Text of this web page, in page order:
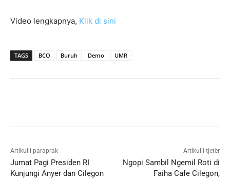
Video lengkapnya, Klik di sini
TAGS BCO Buruh Demo UMR
Artikulli paraprak
Jumat Pagi Presiden RI
Kunjungi Anyer dan Cilegon
Artikulli tjetër
Ngopi Sambil Ngemil Roti di
Faiha Cafe Cilegon,